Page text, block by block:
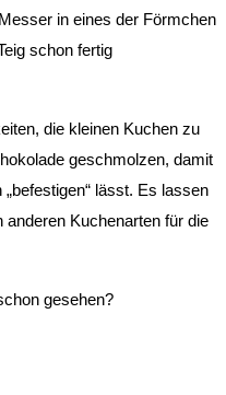
in eines der Förmchen
schon fertig
die kleinen Kuchen zu
geschmolzen, damit
lässt. Es lassen
Kuchenarten für die
gesehen?